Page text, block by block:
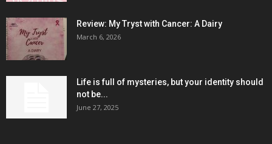
Review: My Tryst with Cancer: A Dairy
March 6, 2026
Life is full of mysteries, but your identity should
not be...
June 27, 2025